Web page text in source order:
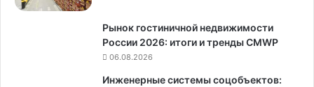
Рынок гостиничной недвижимости
России 2026: итоги и тренды CMWP
06.08.2026
Инженерные системы соцобъектов: